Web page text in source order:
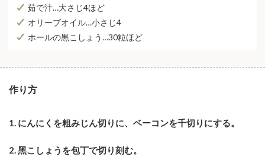
茹で汁…⼤さじ4ほど
オリーブオイル…⼩さじ4
ホールの黒こしょう…30粒ほど
作り⽅
1. にんにくを粗みじん切りに、ベーコンを千切りにする。
2. ⿊こしょうを包丁で切り刻む。